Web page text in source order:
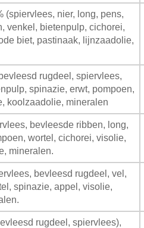
(spiervlees, nier, long, pens,
venkel, bietenpulp, cichorei,
biet, pastinaak, lijnzaadolie,
rugdeel, spiervlees,
spinazie, erwt, pompoen,
koolzaadolie, mineralen
bevleesde ribben, long,
wortel, cichorei, visolie,
mineralen.
bevleesd rugdeel, vel,
spinazie, appel, visolie,
rugdeel, spiervlees),